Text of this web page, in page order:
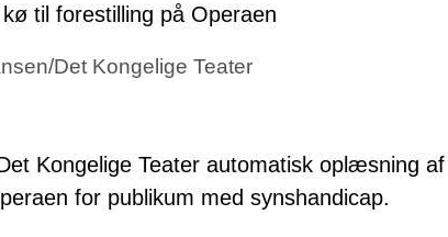
Det Kongelige Teater
Kongelige Teater automatisk oplæsning
for publikum med synshandicap.